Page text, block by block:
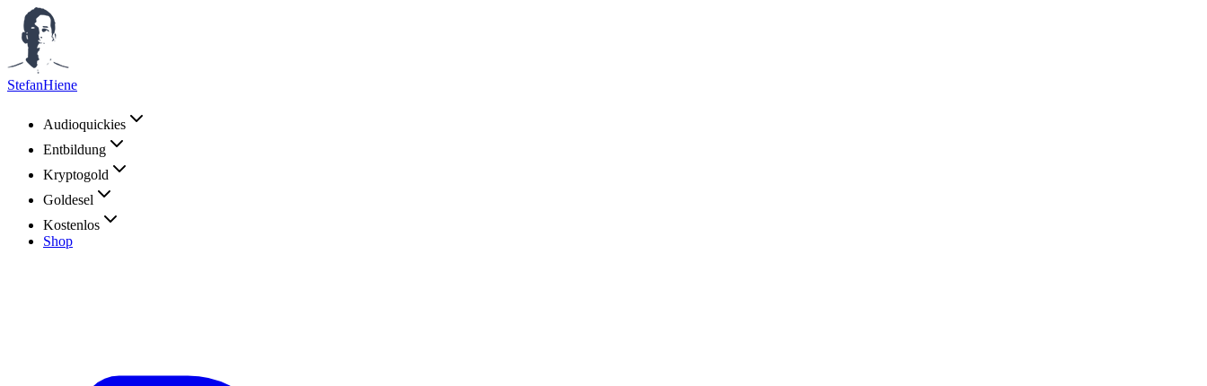
StefanHiene
Audioquickies
Entbildung
Kryptogold
Goldesel
Kostenlos
Shop